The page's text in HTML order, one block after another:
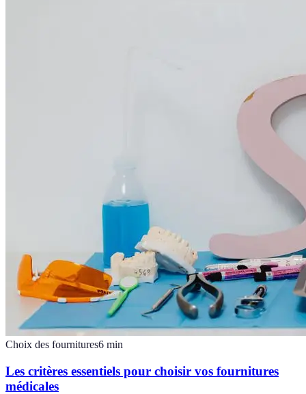
Choix des fournitures6 min
Les critères essentiels pour choisir vos fournitures
médicales